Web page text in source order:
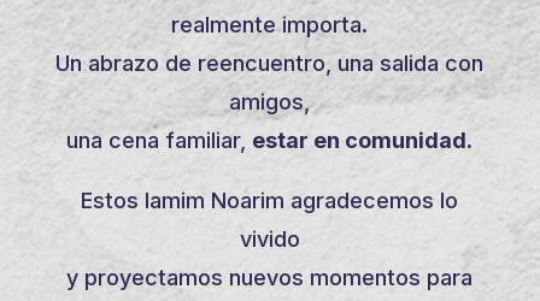
realmente importa.
Un abrazo de reencuentro, una salida con
amigos,
una cena familiar, estar en comunidad.
Estos Iamim Noarim agradecemos lo
vivido
y proyectamos nuevos momentos para